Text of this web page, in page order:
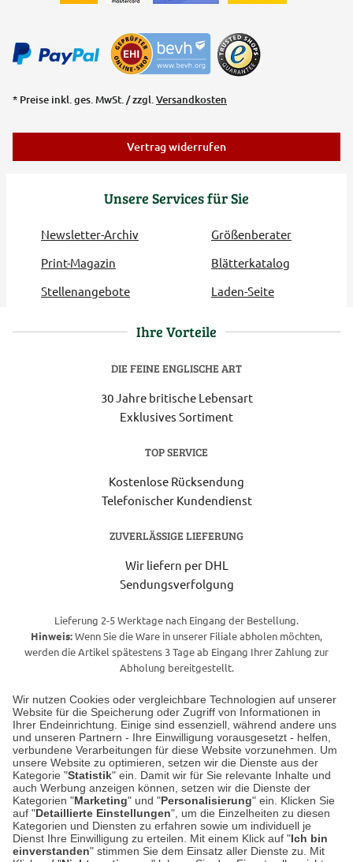
Wir nutzen Cookies oder vergleichbare Technologien auf unserer
Website für die Speicherung oder Zugriff von Informationen in
Ihrer Endeinrichtung. Einige sind essenziell, während andere uns
und unseren Partnern - Ihre Einwilligung vorausgesetzt - helfen,
verbundene Verarbeitungen für diese Website vorzunehmen. Um
unsere Website zu optimieren, setzen wir die Dienste aus der
Kategorie "Statistik" ein. Damit wir für Sie relevante Inhalte und
auch Werbung anzeigen können, setzen wir die Dienste der
Kategorien "Marketing" und "Personalisierung" ein. Klicken Sie
auf "Detaillierte Einstellungen", um die Einzelheiten zu diesen
Kategorien und Diensten zu erfahren sowie um individuell je
Dienst Ihre Einwilligung zu erteilen. Mit einem Klick auf "Ich bin
einverstanden" stimmen Sie dem Einsatz aller Dienste zu. Mit
Unsere Services für Sie
Newsletter-Archiv
Größenberater
Print-Magazin
Blätterkatalog
Stellenangebote
Laden-Seite
* Preise inkl. ges. MwSt. / zzgl.Versandkosten
Vertrag widerrufen
Ihre Vorteile
DIE FEINE ENGLISCHE ART
30 Jahre britische Lebensart
Exklusives Sortiment
TOP SERVICE
Kostenlose Rücksendung
Telefonischer Kundendienst
ZUVERLÄSSIGE LIEFERUNG
Wir liefern per DHL
Sendungsverfolgung
Lieferung 2-5 Werktage nach Eingang der Bestellung.
Hinweis:Wenn Sie die Ware in unserer Filiale abholen möchten,
werden die Artikel spätestens 3 Tage ab Eingang Ihrer Zahlung zur
Abholung bereitgestellt.
Unser Geschäft in Meckenheim
Auf dem Steinbüchel 6
53340 Meckenheim
Montag bis Samstag 9:00 Uhr bis 18:00 Uhr
weitere Information